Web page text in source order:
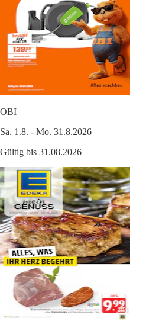
OBI
Sa. 1.8. - Mo. 31.8.2026
Gültig bis 31.08.2026